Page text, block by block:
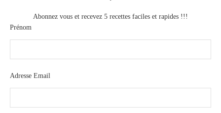
Abonnez vous et recevez 5 recettes faciles et rapides !!!
Prénom
Adresse Email